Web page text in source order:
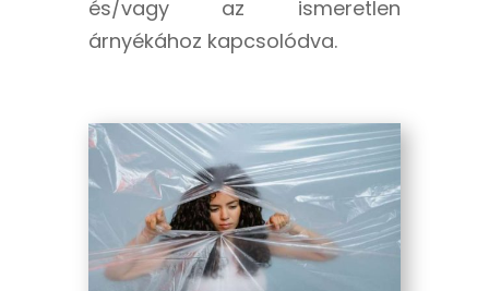
és/vagy az ismeretlen
árnyékához kapcsolódva.